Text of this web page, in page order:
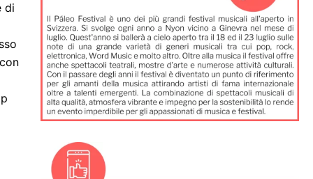
di